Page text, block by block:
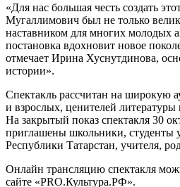
«Для нас большая честь создать
Мугаллимович был не только
наставником для многих молодых
постановка вдохновит новое
отмечает Ирина Хуснутдинова,
истории».
Спектакль рассчитан на широкую
и взрослых, ценителей литературы
На закрытый показ спектакля 30
приглашены школьники, студенты
Республики Татарстан, учителя,
Онлайн трансляцию спектакля
сайте «PRO.Культура.РФ».